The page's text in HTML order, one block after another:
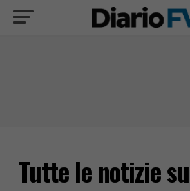
Tutte le notizie